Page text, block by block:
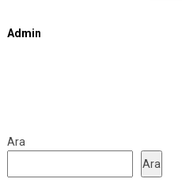
Admin
Ara
Ara